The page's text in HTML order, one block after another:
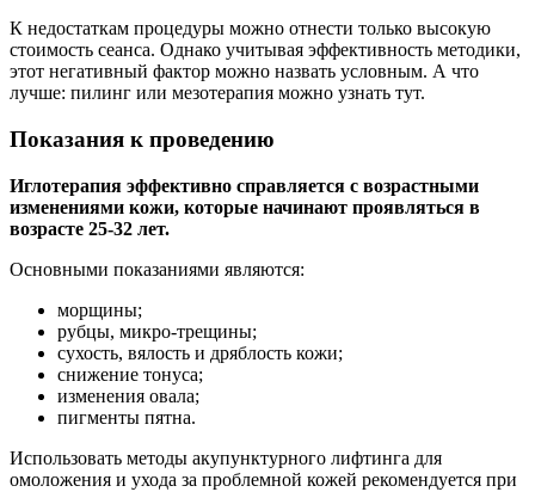
К недостаткам процедуры можно отнести только высокую
стоимость сеанса. Однако учитывая эффективность методики,
этот негативный фактор можно назвать условным. А что
лучше: пилинг или мезотерапия можно узнать тут.
Показания к проведению
Иглотерапия эффективно справляется с возрастными
изменениями кожи, которые начинают проявляться в
возрасте 25-32 лет.
Основными показаниями являются:
морщины;
рубцы, микро-трещины;
сухость, вялость и дряблость кожи;
снижение тонуса;
изменения овала;
пигменты пятна.
Использовать методы акупунктурного лифтинга для
омоложения и ухода за проблемной кожей рекомендуется при